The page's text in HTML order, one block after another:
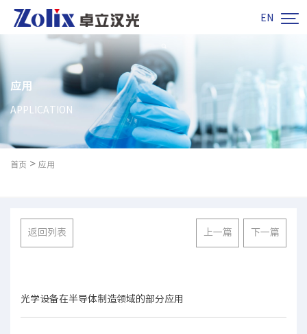
EN 
应用
APPLICATION
首页 > 应用
返回列表 上一篇 下一篇
光学设备在半导体制造领域的部分应用